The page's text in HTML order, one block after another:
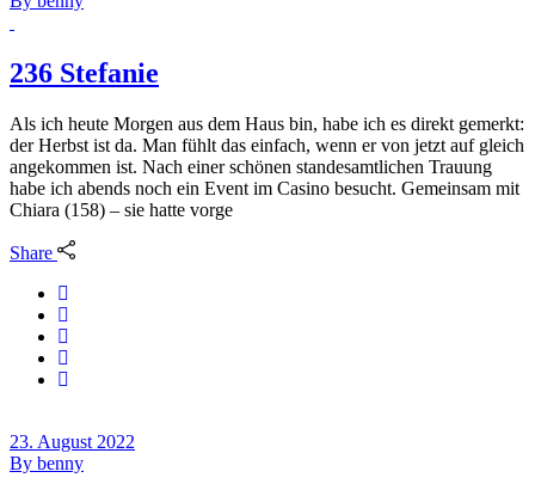
236 Stefanie
Als ich heute Morgen aus dem Haus bin, habe ich es direkt gemerkt:
der Herbst ist da. Man fühlt das einfach, wenn er von jetzt auf gleich
angekommen ist. Nach einer schönen standesamtlichen Trauung
habe ich abends noch ein Event im Casino besucht. Gemeinsam mit
Chiara (158) – sie hatte vorge
Share
23. August 2022
By benny